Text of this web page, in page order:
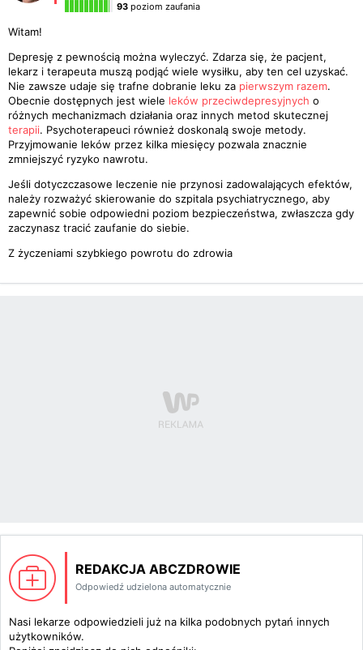
93 poziom zaufania
Witam!
Depresję z pewnością można wyleczyć. Zdarza się, że pacjent,
lekarz i terapeuta muszą podjąć wiele wysiłku, aby ten cel uzyskać.
Nie zawsze udaje się trafne dobranie leku za pierwszym razem.
Obecnie dostępnych jest wiele leków przeciwdepresyjnych o
różnych mechanizmach działania oraz innych metod skutecznej
terapii. Psychoterapeuci również doskonalą swoje metody.
Przyjmowanie leków przez kilka miesięcy pozwala znacznie
zmniejszyć ryzyko nawrotu.
Jeśli dotyczczasowe leczenie nie przynosi zadowalających efektów,
należy rozważyć skierowanie do szpitala psychiatrycznego, aby
zapewnić sobie odpowiedni poziom bezpieczeństwa, zwłaszcza gdy
zaczynasz tracić zaufanie do siebie.
Z życzeniami szybkiego powrotu do zdrowia
REDAKCJA ABCZDROWIE
Odpowiedź udzielona automatycznie
Nasi lekarze odpowiedzieli już na kilka podobnych pytań innych
użytkowników.